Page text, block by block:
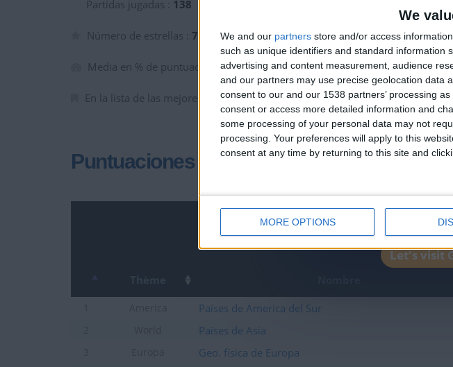
We
We and our partners store and/or access
such as unique identifiers and standard information
advertising and content measurement, audience
and our partners may use precise geolocation data
consent to our and our 1538 partners’ processing
consent or access more detailed information and
some processing of your personal data may not
processing. Your preferences will apply to this
consent at any time by returning to this site and
MORE OPTIONS
Partidas jugadas : 138
Número de estrellas : 7
Media en % de puntuación max. :64.45%
En la lista de las mejores partidas :0
Puntuaciones
2
Thème
Países de America del Sur
Países de Asia
Geo. física de Europa
🇺🇸 We noticed
an English-
Join our American
the firsts to
Let's visit